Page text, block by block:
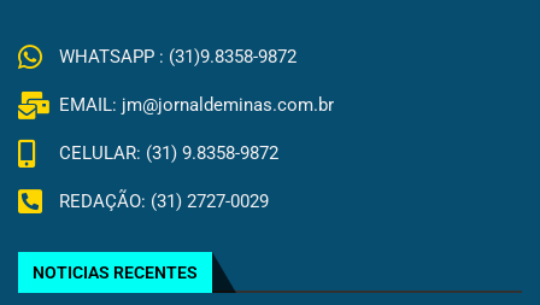
WHATSAPP : (31)9.8358-9872
EMAIL: jm@jornaldeminas.com.br
CELULAR: (31) 9.8358-9872
REDAÇÃO: (31) 2727-0029
NOTICIAS RECENTES